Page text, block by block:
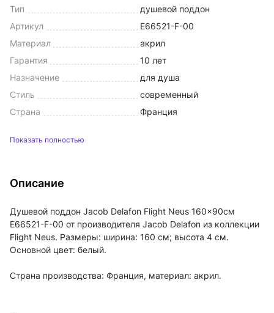
Тип
душевой поддон
Артикул
E66521-F-00
Материал
акрил
Гарантия
10 лет
Назначение
для душа
Стиль
современный
Страна
Франция
Показать полностью
Описание
Душевой поддон Jacob Delafon Flight Neus 160x90см
E66521-F-00 от производителя Jacob Delafon из коллекции
Flight Neus. Размеры: ширина: 160 см; высота 4 см.
Основной цвет: белый.
Страна производства: Франция, материал: акрил.